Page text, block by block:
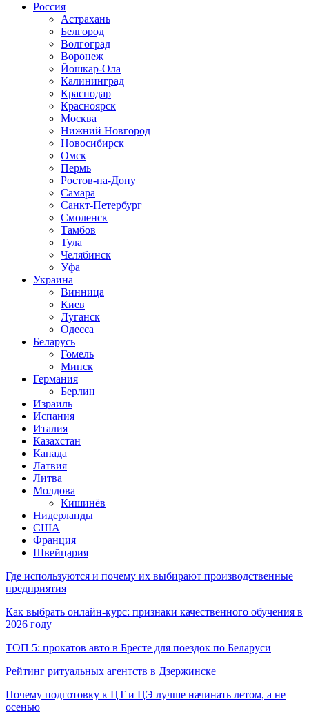
Россия
Астрахань
Белгород
Волгоград
Воронеж
Йошкар-Ола
Калининград
Краснодар
Красноярск
Москва
Нижний Новгород
Новосибирск
Омск
Пермь
Ростов-на-Дону
Самара
Санкт-Петербург
Смоленск
Тамбов
Тула
Челябинск
Уфа
Украина
Винница
Киев
Луганск
Одесса
Беларусь
Гомель
Минск
Германия
Берлин
Израиль
Испания
Италия
Казахстан
Канада
Латвия
Литва
Молдова
Кишинёв
Нидерланды
США
Франция
Швейцария
Где используются и почему их выбирают производственные
предприятия
Как выбрать онлайн-курс: признаки качественного обучения в
2026 году
ТОП 5: прокатов авто в Бресте для поездок по Беларуси
Рейтинг ритуальных агентств в Дзержинске
Почему подготовку к ЦТ и ЦЭ лучше начинать летом, а не
осенью